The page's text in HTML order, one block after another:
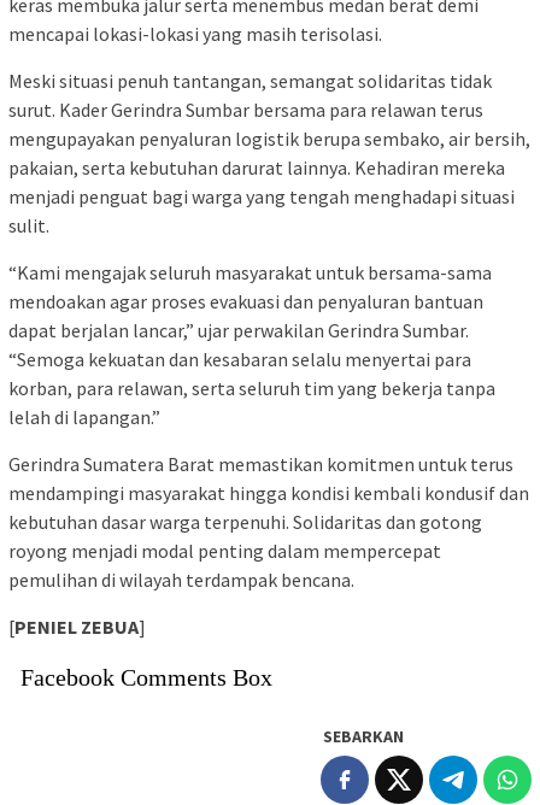
mencapai lokasi-lokasi yang masih terisolasi.
Meski situasi penuh tantangan, semangat solidaritas tidak
surut. Kader Gerindra Sumbar bersama para relawan terus
mengupayakan penyaluran logistik berupa sembako, air bersih,
pakaian, serta kebutuhan darurat lainnya. Kehadiran mereka
menjadi penguat bagi warga yang tengah menghadapi situasi
sulit.
“Kami mengajak seluruh masyarakat untuk bersama-sama
mendoakan agar proses evakuasi dan penyaluran bantuan
dapat berjalan lancar,” ujar perwakilan Gerindra Sumbar.
“Semoga kekuatan dan kesabaran selalu menyertai para
korban, para relawan, serta seluruh tim yang bekerja tanpa
lelah di lapangan.”
Gerindra Sumatera Barat memastikan komitmen untuk terus
mendampingi masyarakat hingga kondisi kembali kondusif dan
kebutuhan dasar warga terpenuhi. Solidaritas dan gotong
royong menjadi modal penting dalam mempercepat
pemulihan di wilayah terdampak bencana.
[PENIEL ZEBUA]
Facebook Comments Box
SEBARKAN